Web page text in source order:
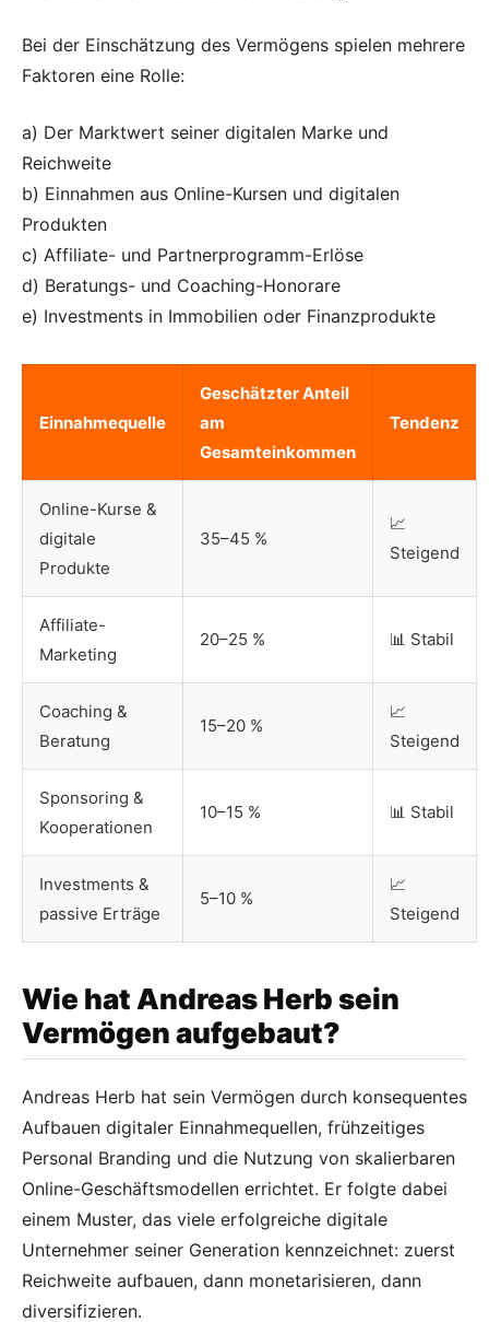
Bei der Einschätzung des Vermögens spielen mehrere
Faktoren eine Rolle:
a) Der Marktwert seiner digitalen Marke und
Reichweite
b) Einnahmen aus Online-Kursen und digitalen
Produkten
c) Affiliate- und Partnerprogramm-Erlöse
d) Beratungs- und Coaching-Honorare
e) Investments in Immobilien oder Finanzprodukte
Einnahmequelle
Geschätzter Anteil
am
Gesamteinkommen
Tendenz
Online-Kurse &
digitale
Produkte
35–45 %
📈
Steigend
Affiliate-
Marketing
20–25 % 📊 Stabil
Coaching &
Beratung
15–20 %
📈
Steigend
Sponsoring &
Kooperationen
10–15 % 📊 Stabil
Investments &
passive Erträge
5–10 %
📈
Steigend
Wie hat Andreas Herb sein
Vermögen aufgebaut?
Andreas Herb hat sein Vermögen durch konsequentes
Aufbauen digitaler Einnahmequellen, frühzeitiges
Personal Branding und die Nutzung von skalierbaren
Online-Geschäftsmodellen errichtet. Er folgte dabei
einem Muster, das viele erfolgreiche digitale
Unternehmer seiner Generation kennzeichnet: zuerst
Reichweite aufbauen, dann monetarisieren, dann
diversifizieren.